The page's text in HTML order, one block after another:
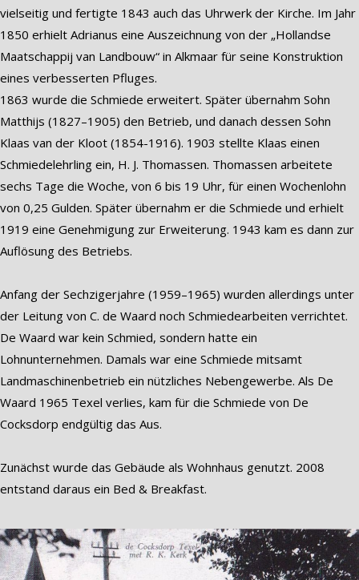
vielseitig und fertigte 1843 auch das Uhrwerk der Kirche. Im Jahr
1850 erhielt Adrianus eine Auszeichnung von der „Hollandse
Maatschappij van Landbouw“ in Alkmaar für seine Konstruktion
eines verbesserten Pfluges.
1863 wurde die Schmiede erweitert. Später übernahm Sohn
Matthijs (1827–1905) den Betrieb, und danach dessen Sohn
Klaas van der Kloot (1854-1916). 1903 stellte Klaas einen
Schmiedelehrling ein, H. J. Thomassen. Thomassen arbeitete
sechs Tage die Woche, von 6 bis 19 Uhr, für einen Wochenlohn
von 0,25 Gulden. Später übernahm er die Schmiede und erhielt
1919 eine Genehmigung zur Erweiterung. 1943 kam es dann zur
Auflösung des Betriebs.
Anfang der Sechzigerjahre (1959–1965) wurden allerdings unter
der Leitung von C. de Waard noch Schmiedearbeiten verrichtet.
De Waard war kein Schmied, sondern hatte ein
Lohnunternehmen. Damals war eine Schmiede mitsamt
Landmaschinenbetrieb ein nützliches Nebengewerbe. Als De
Waard 1965 Texel verlies, kam für die Schmiede von De
Cocksdorp endgültig das Aus.
Zunächst wurde das Gebäude als Wohnhaus genutzt. 2008
entstand daraus ein Bed & Breakfast.